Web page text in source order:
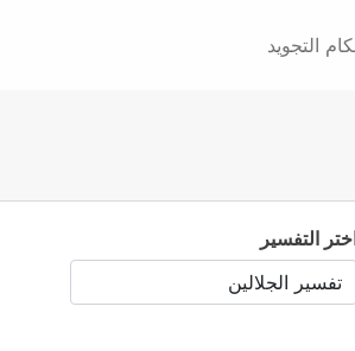
التجويد
اختر التفسير